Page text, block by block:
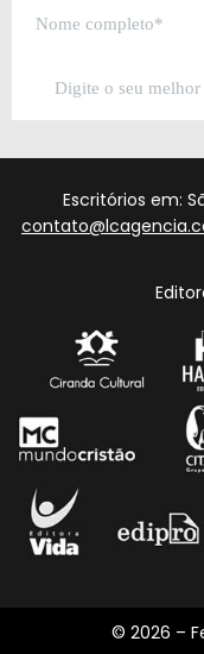
Escritórios em:
© 2026 –